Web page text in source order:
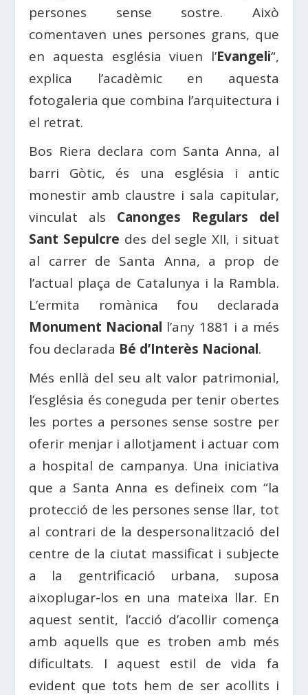
persones sense sostre. Això
comentaven unes persones grans, que
en aquesta església viuen l’Evangeli“,
explica l’acadèmic en aquesta
fotogaleria que combina l’arquitectura i
el retrat.
Bos Riera declara com Santa Anna, al
barri Gòtic, és una església i antic
monestir amb claustre i sala capitular,
vinculat als Canonges Regulars del
Sant Sepulcre des del segle XII, i situat
al carrer de Santa Anna, a prop de
l’actual plaça de Catalunya i la Rambla.
L’ermita romànica fou declarada
Monument Nacional l’any 1881 i a més
fou declarada Bé d’Interès Nacional.
Més enllà del seu alt valor patrimonial,
l’església és coneguda per tenir obertes
les portes a persones sense sostre per
oferir menjar i allotjament i actuar com
a hospital de campanya. Una iniciativa
que a Santa Anna es defineix com “la
protecció de les persones sense llar, tot
al contrari de la despersonalització del
centre de la ciutat massificat i subjecte
a la gentrificació urbana, suposa
aixoplugar-los en una mateixa llar. En
aquest sentit, l’acció d’acollir comença
amb aquells que es troben amb més
dificultats. I aquest estil de vida fa
evident que tots hem de ser acollits i